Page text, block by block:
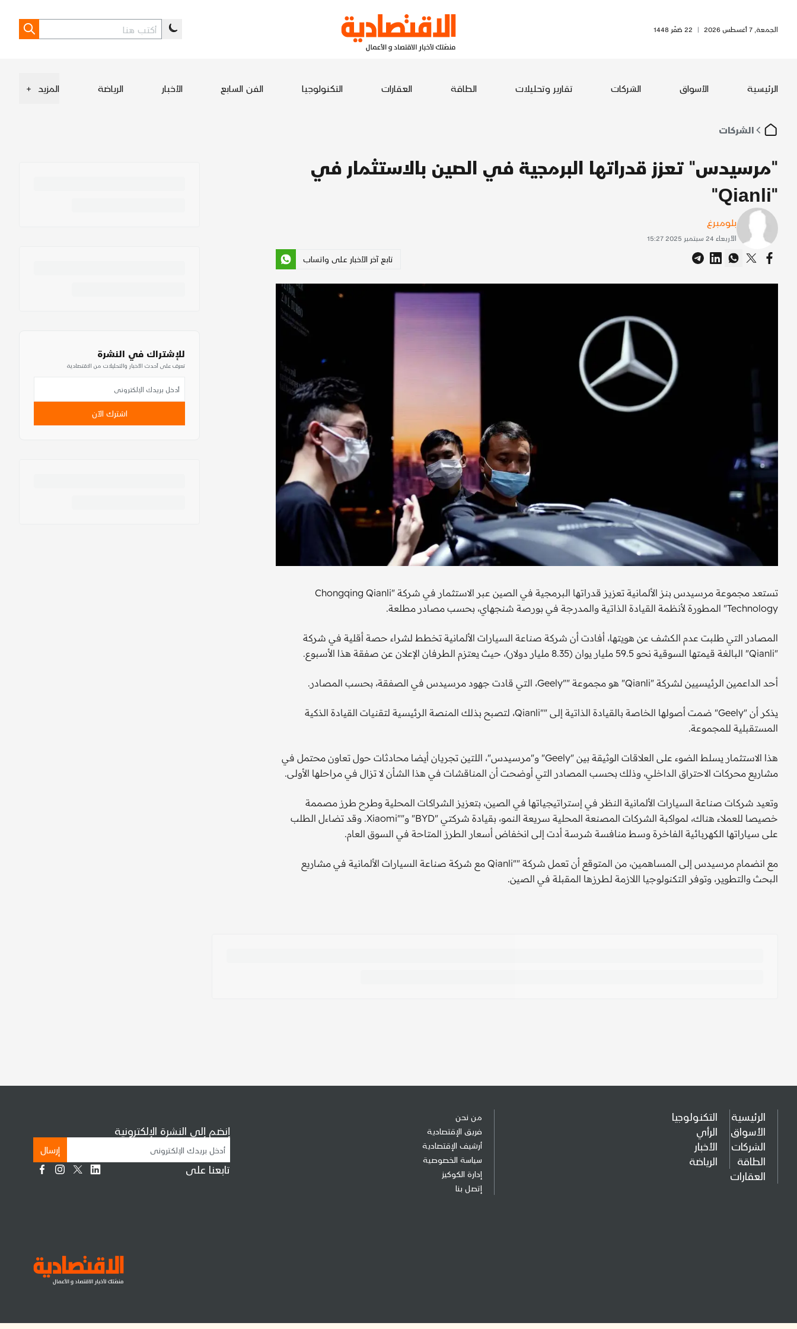
الجمعة, 7 أغسطس 2026 | 22 صَفَر 1448
الرئيسية الأسواق الشركات تقارير وتحليلات الطاقة العقارات التكنولوجيا الفن السابع الأخبار الرياضة المزيد +
الشركات
"مرسيدس" تعزز قدراتها البرمجية في الصين بالاستثمار في
"Qianli"
بلومبرغ
الأربعاء 24 سبتمبر 2025 15:27
تابع آخر الأخبار على واتساب
تستعد مجموعة مرسيدس بنز الألمانية تعزيز قدراتها البرمجية في الصين عبر الاستثمار في شركة "Chongqing Qianli
Technology" المطورة لأنظمة القيادة الذاتية والمدرجة في بورصة شنجهاي، بحسب مصادر مطلعة.
المصادر التي طلبت عدم الكشف عن هويتها، أفادت أن شركة صناعة السيارات الألمانية تخطط لشراء حصة أقلية في شركة
"Qianli" البالغة قيمتها السوقية نحو 59.5 مليار يوان (8.35 مليار دولار)، حيث يعتزم الطرفان الإعلان عن صفقة هذا الأسبوع.
أحد الداعمين الرئيسيين لشركة "Qianli" هو مجموعة ""Geely، التي قادت جهود مرسيدس في الصفقة، بحسب المصادر.
يذكر أن "Geely" ضمت أصولها الخاصة بالقيادة الذاتية إلى ""Qianli، لتصبح بذلك المنصة الرئيسية لتقنيات القيادة الذكية
المستقبلية للمجموعة.
هذا الاستثمار يسلط الضوء على العلاقات الوثيقة بين "Geely" و"مرسيدس"، اللتين تجريان أيضا محادثات حول تعاون محتمل في
مشاريع محركات الاحتراق الداخلي، وذلك بحسب المصادر التي أوضحت أن المناقشات في هذا الشأن لا تزال في مراحلها الأولى.
وتعيد شركات صناعة السيارات الألمانية النظر في إستراتيجياتها في الصين، بتعزيز الشراكات المحلية وطرح طرز مصممة
خصيصا للعملاء هناك، لمواكبة الشركات المصنعة المحلية سريعة النمو، بقيادة شركتي "BYD" و""Xiaomi. وقد تضاءل الطلب
على سياراتها الكهربائية الفاخرة وسط منافسة شرسة أدت إلى انخفاض أسعار الطرز المتاحة في السوق العام.
مع انضمام مرسيدس إلى المساهمين، من المتوقع أن تعمل شركة ""Qianli مع شركة صناعة السيارات الألمانية في مشاريع
البحث والتطوير، وتوفر التكنولوجيا اللازمة لطرزها المقبلة في الصين.
للإشتراك في النشرة
تعرف على أحدث الأخبار والتحليلات من الاقتصادية
اشترك الآن
الرئيسية
الأسواق
الشركات
الطاقة
العقارات
التكنولوجيا
الرأي
الأخبار
الرياضة
من نحن
فريق الإقتصادية
أرشيف الإقتصادية
سياسة الخصوصية
إدارة الكوكيز
إتصل بنا
إنضم إلى النشرة الإلكترونية
إرسال
تابعنا على